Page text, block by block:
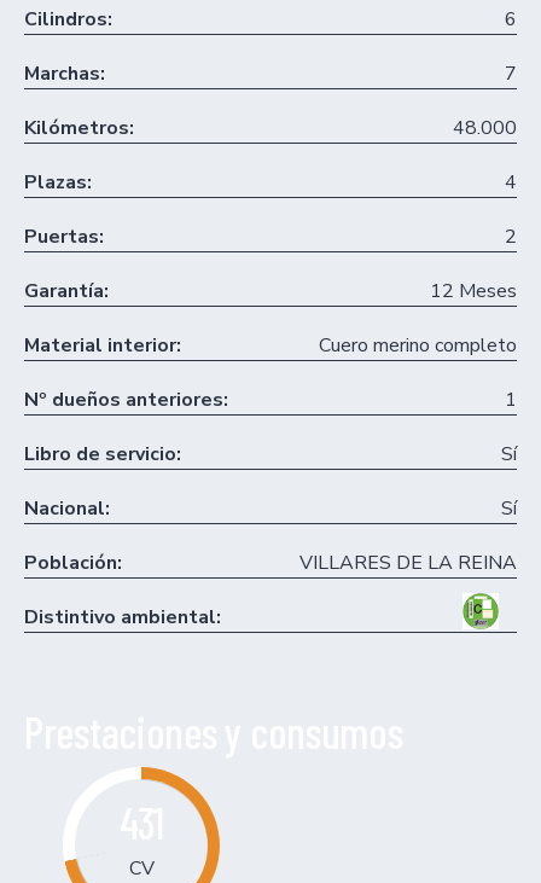
Cilindros: 6
Marchas: 7
Kilómetros: 48.000
Plazas: 4
Puertas: 2
Garantía: 12 Meses
Material interior: Cuero merino completo
Nº dueños anteriores: 1
Libro de servicio: Sí
Nacional: Sí
Población: VILLARES DE LA REINA
Distintivo ambiental:
CV